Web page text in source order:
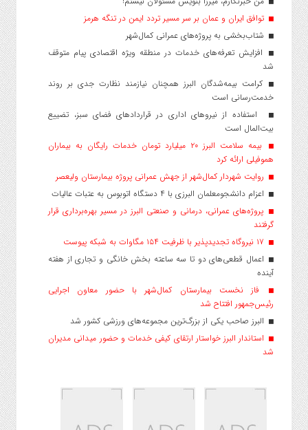
توافق ایران و عمان بر سر مسیر تردد ایمن در تنگه هرمز
شتاب‌بخشی به پروژه‌های عمرانی کمال‌شهر
افزایش تعرفه‌های خدمات در منطقه ویژه اقتصادی پیام متوقف
شد
کرامت بیمه‌شدگان البرز همچنان نیازمند نظارت جدی بر روند
خدمت‌رسانی است
استفاده از نیروهای اداری در قراردادهای فضای سبز، تضییع
بیت‌المال است
بیمه سلامت البرز ۲۰ میلیارد تومان خدمات رایگان به بیماران
هموفیلی ارائه کرد
روایت شهردار کمال‌شهر از جهش عمرانی پروژه بیمارستان ولیعصر
اعزام دانشجو‌معلمان البرزی با ۴ دستگاه اتوبوس به عتبات عالیات
پروژه‌های عمرانی، درمانی و صنعتی البرز در مسیر بهره‌برداری قرار
گرفتند
اعمال قطعی‌های دو تا سه ساعته بخش خانگی و تجاری از هفته
آینده
فاز نخست بیمارستان کمال‌شهر با حضور معاون اجرایی
رئیس‌جمهور افتتاح شد
البرز صاحب یکی از بزرگ‌ترین مجموعه‌های ورزشی کشور شد
استاندار البرز خواستار ارتقای کیفی خدمات و حضور میدانی مدیران
شد